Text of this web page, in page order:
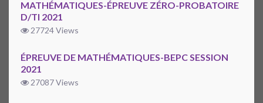
MATHÉMATIQUES-ÉPREUVE ZÉRO-PROBATOIRE
D/TI 2021
27724 Views
ÉPREUVE DE MATHÉMATIQUES-BEPC SESSION
2021
27087 Views